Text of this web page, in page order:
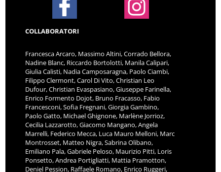
COLLABORATORI
Francesca Arcaro, Massimo Altini, Corrado Bellora,
Nadine Blanc, Riccardo Bortolotti, Manila Calipari,
Giulia Calisti, Nadia Camposaragna, Paolo Ciambi,
Filippo Clermont, Carol Di Vito, Christian Leo
Dufour, Christian Evaspasiano, Giuseppe Farinella,
Enrico Formento Dojot, Bruno Fracasso, Fabio
Francesconi, Sofia Fregnani, Giorgia Gambino,
Paolo Gatto, Michael Ghignone, Marlène Jorrioz,
Cecilia Lazzarotto, Giacomo Mangano, Angela
Marrelli, Federico Mecca, Luca Mauro Melloni, Marc
Montrosset, Matteo Nigra, Sabrina Olibano,
Emiliano Pala, Gabriele Peloso, Maurizio Pitti, Loris
Ponsetto, Andrea Portigliatti, Mattia Pramotton,
Deniel Pession, Raffaele Romano, Enrico Ruggeri,